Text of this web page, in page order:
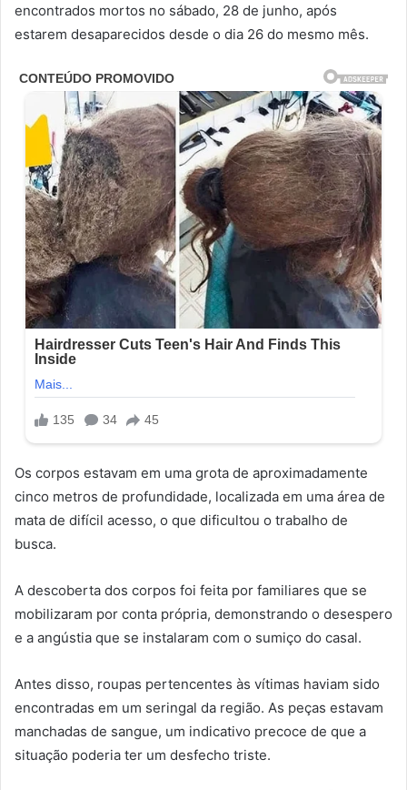
encontrados mortos no sábado, 28 de junho, após
estarem desaparecidos desde o dia 26 do mesmo mês.
Os corpos estavam em uma grota de aproximadamente
cinco metros de profundidade, localizada em uma área de
mata de difícil acesso, o que dificultou o trabalho de
busca.
A descoberta dos corpos foi feita por familiares que se
mobilizaram por conta própria, demonstrando o desespero
e a angústia que se instalaram com o sumiço do casal.
Antes disso, roupas pertencentes às vítimas haviam sido
encontradas em um seringal da região. As peças estavam
manchadas de sangue, um indicativo precoce de que a
situação poderia ter um desfecho triste.